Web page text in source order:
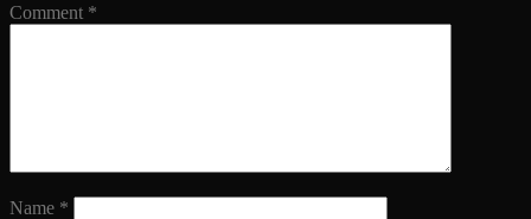
Comment *
Name *